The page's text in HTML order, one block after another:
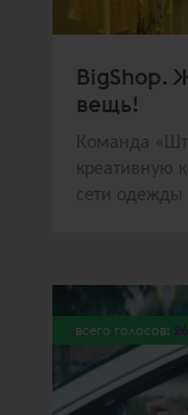
BigShop.
вещь!
Команда
креативную
сети одежды
всего голосов: